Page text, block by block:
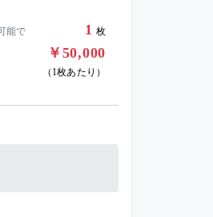
能で
1 枚
￥50,000
（1枚あたり）